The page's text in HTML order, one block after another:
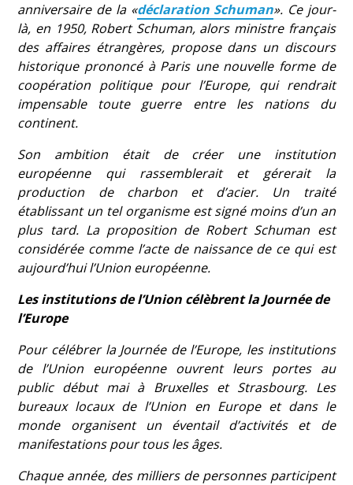
anniversaire de la «déclaration Schuman». Ce jour-
là, en 1950, Robert Schuman, alors ministre français
des affaires étrangères, propose dans un discours
historique prononcé à Paris une nouvelle forme de
coopération politique pour l’Europe, qui rendrait
impensable toute guerre entre les nations du
continent.
Son ambition était de créer une institution
européenne qui rassemblerait et gérerait la
production de charbon et d’acier. Un traité
établissant un tel organisme est signé moins d’un an
plus tard. La proposition de Robert Schuman est
considérée comme l’acte de naissance de ce qui est
aujourd’hui l’Union européenne.
Les institutions de l’Union célèbrent la Journée de
l’Europe
Pour célébrer la Journée de l’Europe, les institutions
de l’Union européenne ouvrent leurs portes au
public début mai à Bruxelles et Strasbourg. Les
bureaux locaux de l’Union en Europe et dans le
monde organisent un éventail d’activités et de
manifestations pour tous les âges.
Chaque année, des milliers de personnes participent